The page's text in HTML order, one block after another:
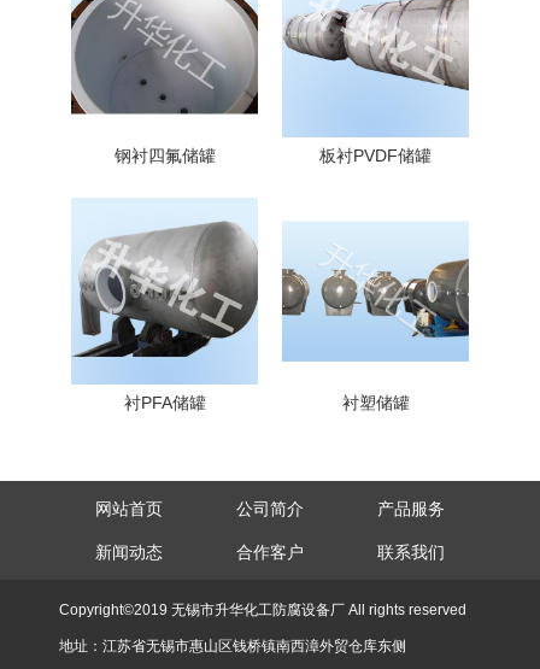
钢衬四氟储罐 板衬PVDF储罐
衬PFA储罐 衬塑储罐
网站首页 公司简介 产品服务
新闻动态 合作客户 联系我们
Copyright©2019 无锡市升华化工防腐设备厂 All rights reserved
地址：江苏省无锡市惠山区钱桥镇南西漳外贸仓库东侧